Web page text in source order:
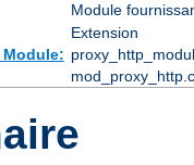
Module
Extension
mod_proxy_http.c